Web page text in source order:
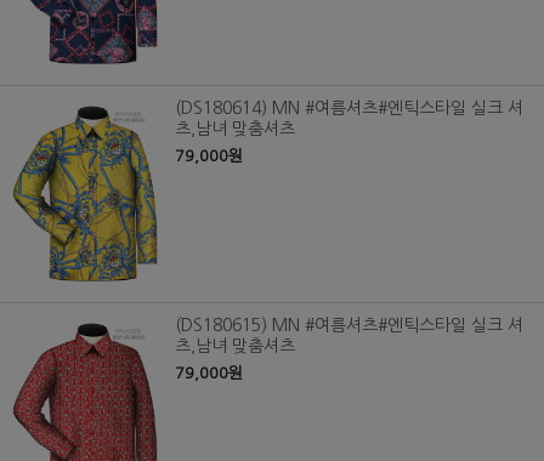
(DS180614) MN #여름셔츠#엔틱스타일 실크 셔
츠,남녀 맞춤셔츠
79,000원
(DS180615) MN #여름셔츠#엔틱스타일 실크 셔
츠,남녀 맞춤셔츠
79,000원